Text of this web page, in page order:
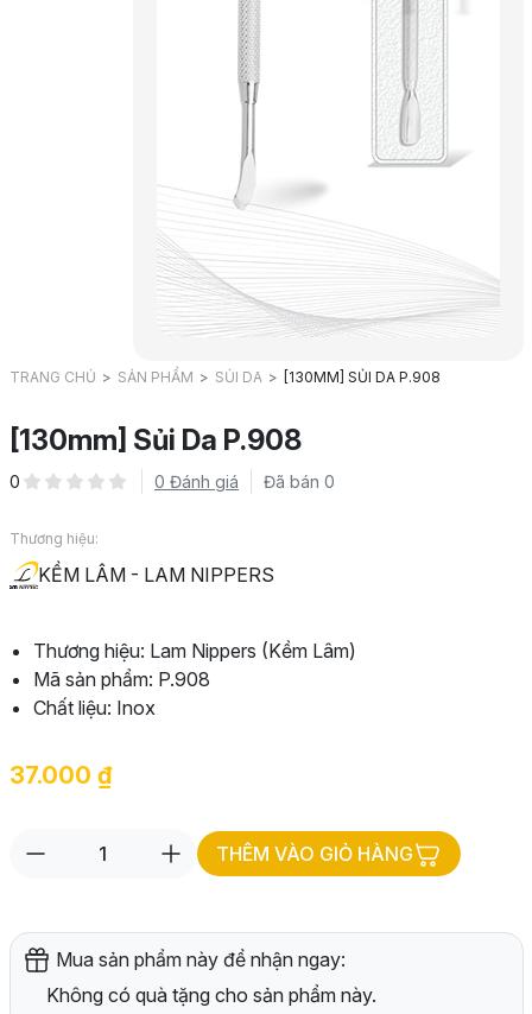
TRANG CHỦ SẢN PHẨM SỦI DA [130MM] SỦI DA P.908
[130mm] Sủi Da P.908
0 0 Đánh giá Đã bán 0
Thương hiệu:
KỀM LÂM - LAM NIPPERS
Thương hiệu: Lam Nippers (Kềm Lâm)
Mã sản phẩm: P.908
Chất liệu: Inox
37.000 ₫
THÊM VÀO GIỎ HÀNG
Mua sản phẩm này để nhận ngay:
Không có quà tặng cho sản phẩm này.